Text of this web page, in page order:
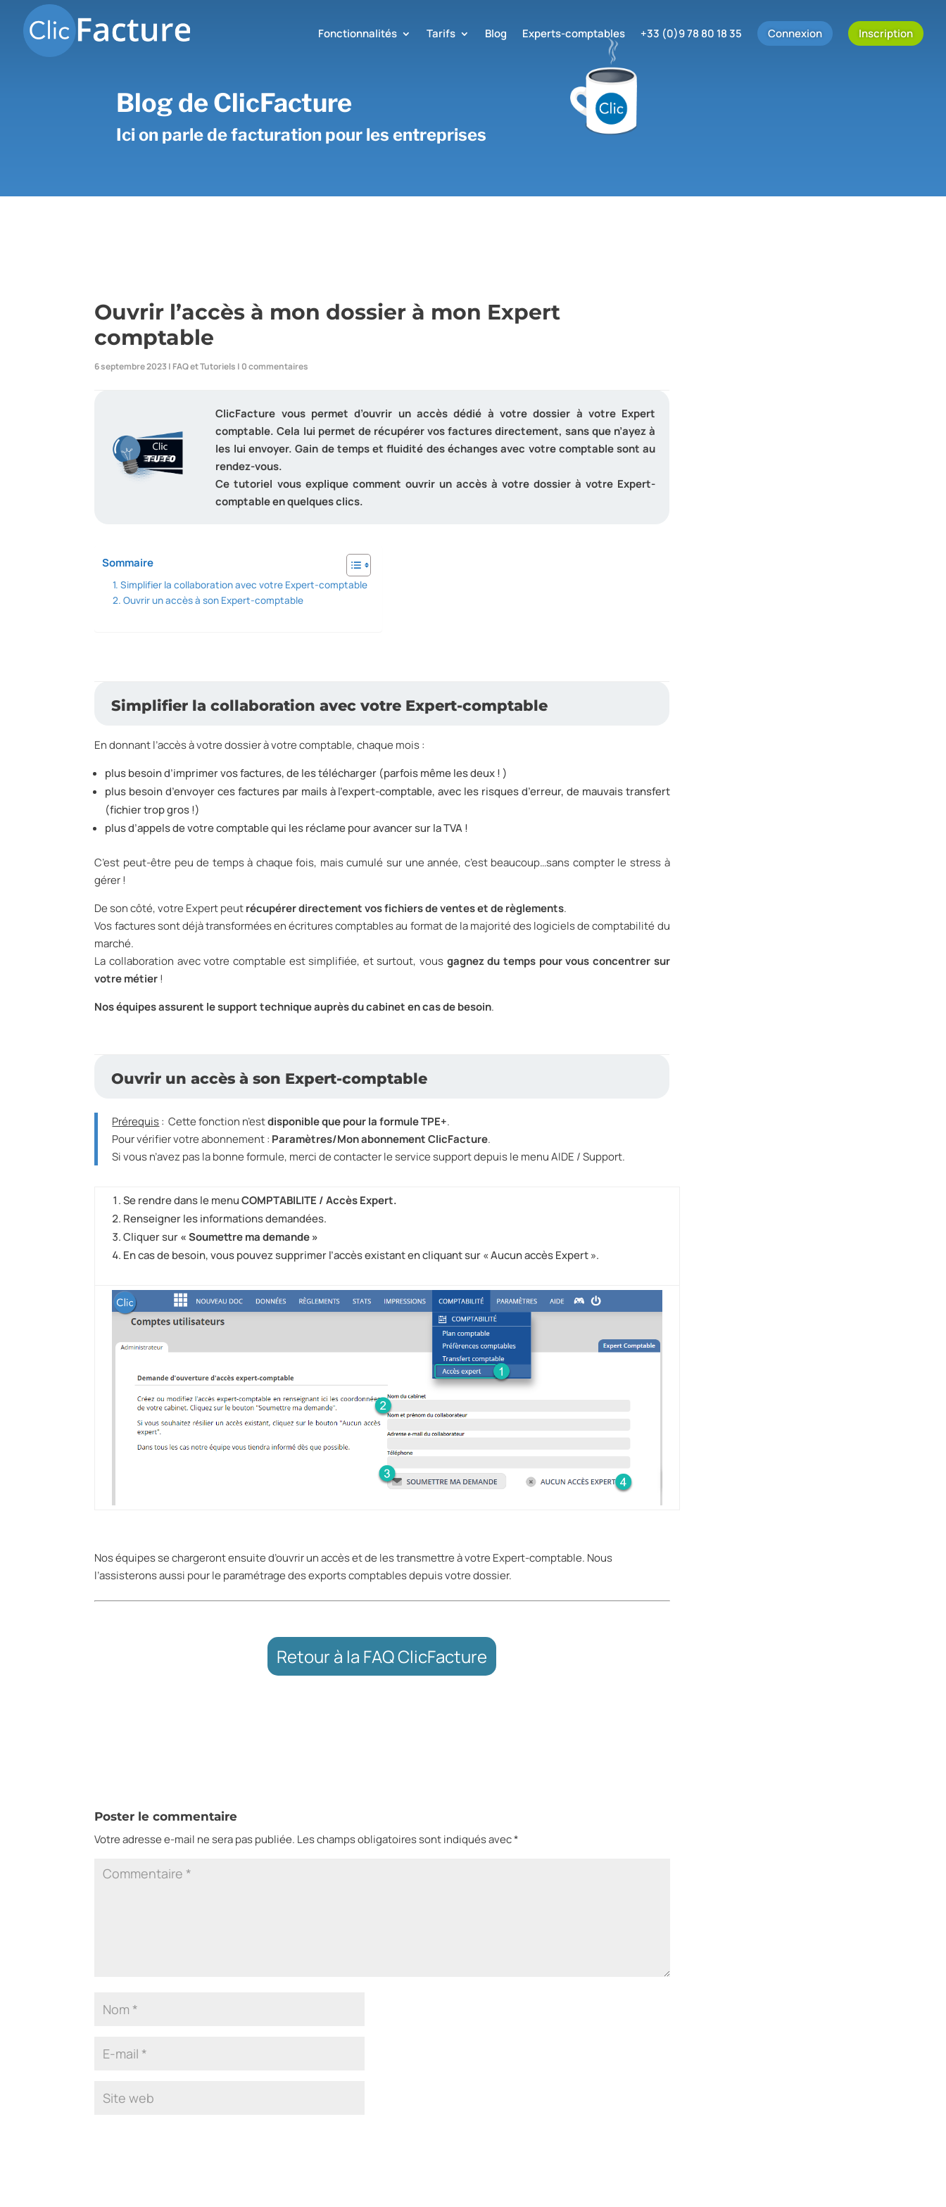
Fonctionnalités Tarifs Blog Experts-comptables +33 (0)9 78 80 18 35 Connexion Inscription
Blog de ClicFacture
Ici on parle de facturation pour les entreprises
Ouvrir l’accès à mon dossier à mon Expert
comptable
6 septembre 2023 | FAQ et Tutoriels | 0 commentaires
ClicFacture vous permet d’ouvrir un accès dédié à votre dossier à votre Expert
comptable. Cela lui permet de récupérer vos factures directement, sans que n’ayez à
les lui envoyer. Gain de temps et fluidité des échanges avec votre comptable sont au
rendez-vous.
Ce tutoriel vous explique comment ouvrir un accès à votre dossier à votre Expert-
comptable en quelques clics.
Sommaire
Simplifier la collaboration avec votre Expert-comptable
Ouvrir un accès à son Expert-comptable
Simplifier la collaboration avec votre Expert-comptable
En donnant l’accès à votre dossier à votre comptable, chaque mois :
plus besoin d’imprimer vos factures, de les télécharger (parfois même les deux ! )
plus besoin d’envoyer ces factures par mails à l’expert-comptable, avec les risques d’erreur, de mauvais transfert
(fichier trop gros !)
plus d’appels de votre comptable qui les réclame pour avancer sur la TVA !
C’est peut-être peu de temps à chaque fois, mais cumulé sur une année, c’est beaucoup…sans compter le stress à
gérer !
De son côté, votre Expert peutrécupérer directement vos fichiers de ventes et de règlements.
Vos factures sont déjà transformées en écritures comptables au format de la majorité des logiciels de comptabilité du
marché.
La collaboration avec votre comptable est simplifiée, et surtout, vous gagnez du temps pour vous concentrer sur
votre métier!
Nos équipes assurent le support technique auprès du cabinet en cas de besoin.
Ouvrir un accès à son Expert-comptable
Prérequis: Cette fonction n’estdisponible que pour la formule TPE+.
Pour vérifier votre abonnement : Paramètres/Mon abonnement ClicFacture.
Si vous n’avez pas la bonne formule, merci de contacter le service support depuis le menu AIDE / Support.
Se rendre dans le menuCOMPTABILITE / Accès Expert.
Renseigner les informations demandées.
Cliquer sur« Soumettre ma demande »
En cas de besoin, vous pouvez supprimer l’accès existant en cliquant sur « Aucun accès Expert ».
Nos équipes se chargeront ensuite d’ouvrir un accès et de les transmettre à votre Expert-comptable. Nous
l’assisterons aussi pour le paramétrage des exports comptables depuis votre dossier.
Retour à la FAQ ClicFacture
Poster le commentaire
Votre adresse e-mail ne sera pas publiée. Les champs obligatoires sont indiqués avec*